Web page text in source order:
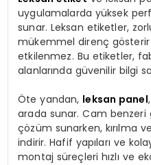
uygulamalarda yüksek
sunar. Leksan etiketler,
mükemmel direnç
etkilenmez. Bu etiketler,
alanlarında güvenilir bilgi
Öte yandan, leksan panel
arada sunar. Cam
çözüm sunarken, kırılma
indirir. Hafif yapıları ve
montaj süreçleri hızlı ve